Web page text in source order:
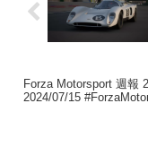
Forza Motorsport 週報
2024/07/15